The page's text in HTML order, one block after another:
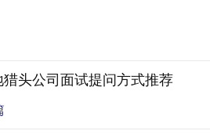
猎头公司面试提问方式推荐